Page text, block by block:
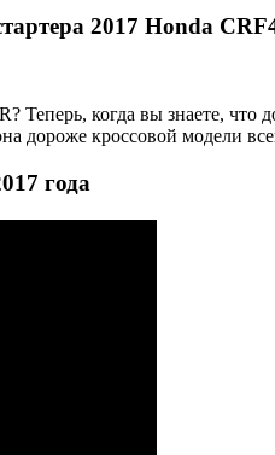
2017 Honda
Теперь, когда вы знаете,
дороже кроссовой модели
года